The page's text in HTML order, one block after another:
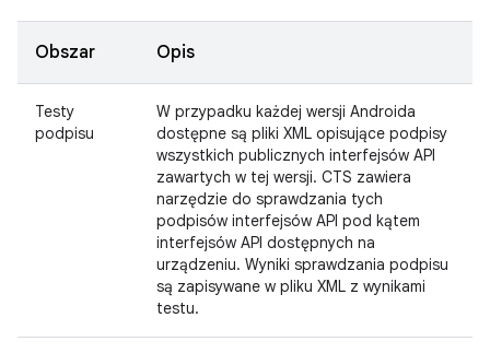
Obszar Opis
Testy
podpisu
W przypadku każdej wersji Androida
dostępne są pliki XML opisujące podpisy
wszystkich publicznych interfejsów API
zawartych w tej wersji. CTS zawiera
narzędzie do sprawdzania tych
podpisów interfejsów API pod kątem
interfejsów API dostępnych na
urządzeniu. Wyniki sprawdzania podpisu
są zapisywane w pliku XML z wynikami
testu.